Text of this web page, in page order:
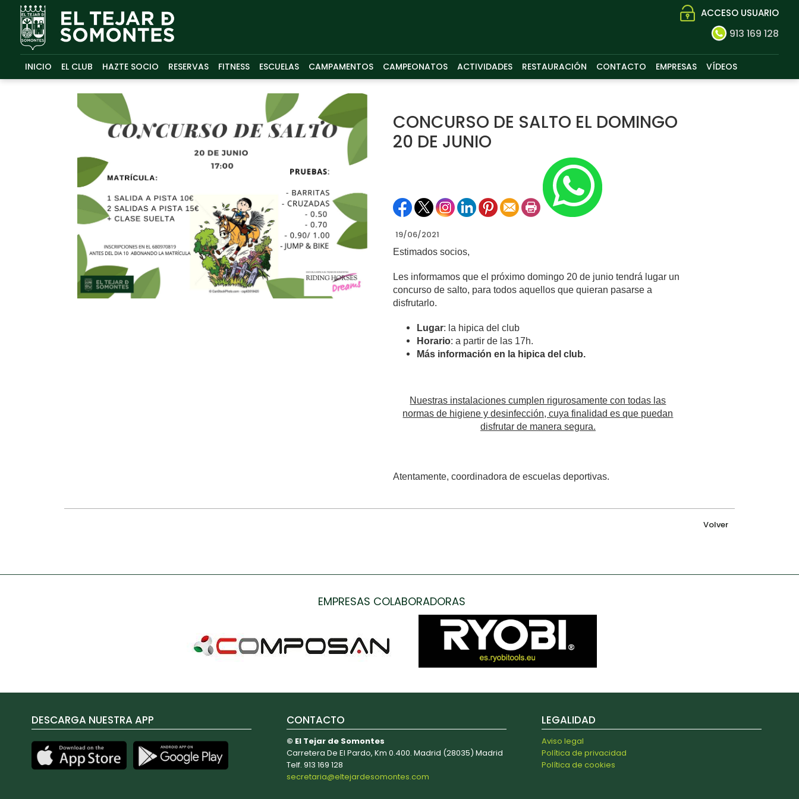
ACCESO USUARIO
913 169 128
INICIO EL CLUB HAZTE SOCIO RESERVAS FITNESS ESCUELAS CAMPAMENTOS CAMPEONATOS ACTIVIDADES RESTAURACIÓN CONTACTO EMPRESAS VÍDEOS
CONCURSO DE SALTO EL DOMINGO
20 DE JUNIO
19/06/2021
Estimados socios,
Les informamos que el próximo domingo 20 de junio tendrá lugar un
concurso de salto, para todos aquellos que quieran pasarse a
disfrutarlo.
Lugar: la hipica del club
Horario: a partir de las 17h.
Más información en la hipica del club.
Nuestras instalaciones cumplen rigurosamente con todas las
normas de higiene y desinfección, cuya finalidad es que puedan
disfrutar de manera segura.
Atentamente, coordinadora de escuelas deportivas.
Volver
EMPRESAS COLABORADORAS
DESCARGA NUESTRA APP CONTACTO
© El Tejar de Somontes
Carretera De El Pardo, Km 0.400. Madrid (28035) Madrid
Telf. 913 169 128
secretaria@eltejardesomontes.com
LEGALIDAD
Aviso legal
Política de privacidad
Política de cookies